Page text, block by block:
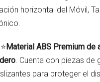
horizontal del Móvil,
Material ABS Premium de
. Cuenta con piezas de
para proteger el